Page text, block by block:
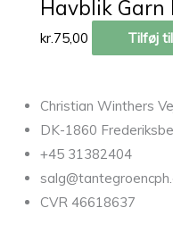
Havblik Garn
kr.75,00 Tilføj
Christian Winthers
DK-1860
+45 31382404
CVR 46618637